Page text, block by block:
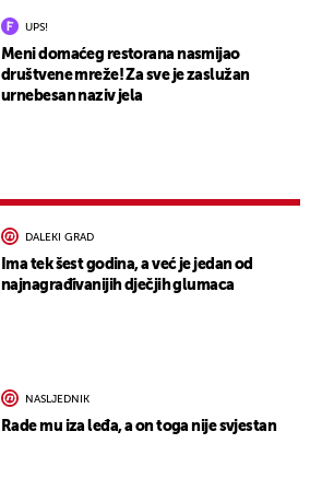
UPS!
Meni domaćeg restorana nasmijao
društvene mreže! Za sve je zaslužan
urnebesan naziv jela
DALEKI GRAD
Ima tek šest godina, a već je jedan od
najnagrađivanijih dječjih glumaca
NASLJEDNIK
Rade mu iza leđa, a on toga nije svjestan